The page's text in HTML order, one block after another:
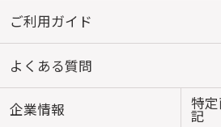
ご利用ガイド
よくある質問
企業情報 特
記